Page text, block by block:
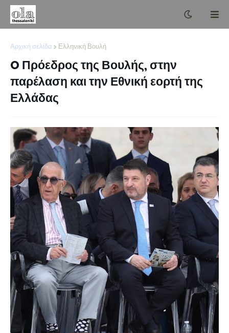
Αρχική σελίδα Ελληνική Βουλή
O Πρόεδρος της Βουλής, στην
παρέλαση και την Εθνική εορτή της
Ελλάδας